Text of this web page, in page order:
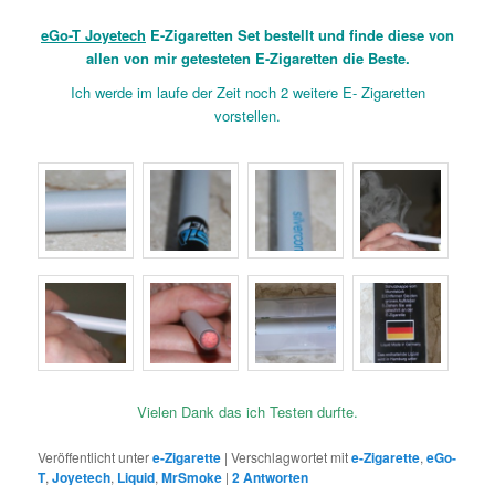
eGo-T Joyetech E-Zigaretten Set bestellt und finde diese von
allen von mir getesteten E-Zigaretten die Beste.
Ich werde im laufe der Zeit noch 2 weitere E- Zigaretten
vorstellen.
Vielen Dank das ich Testen durfte.
Veröffentlicht untere-Zigarette |Verschlagwortet mite-Zigarette,eGo-
T,Joyetech, Liquid,MrSmoke |2Antworten